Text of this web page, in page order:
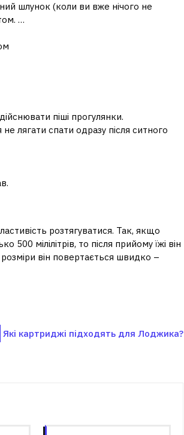
шлунок (коли ви вже нічого не
…
піші прогулянки.
лягати спати одразу після ситного
розтягуватися. Так, якщо
мілілітрів, то після прийому їжі він
він повертається швидко –
Які картриджі підходять для Лоджика?